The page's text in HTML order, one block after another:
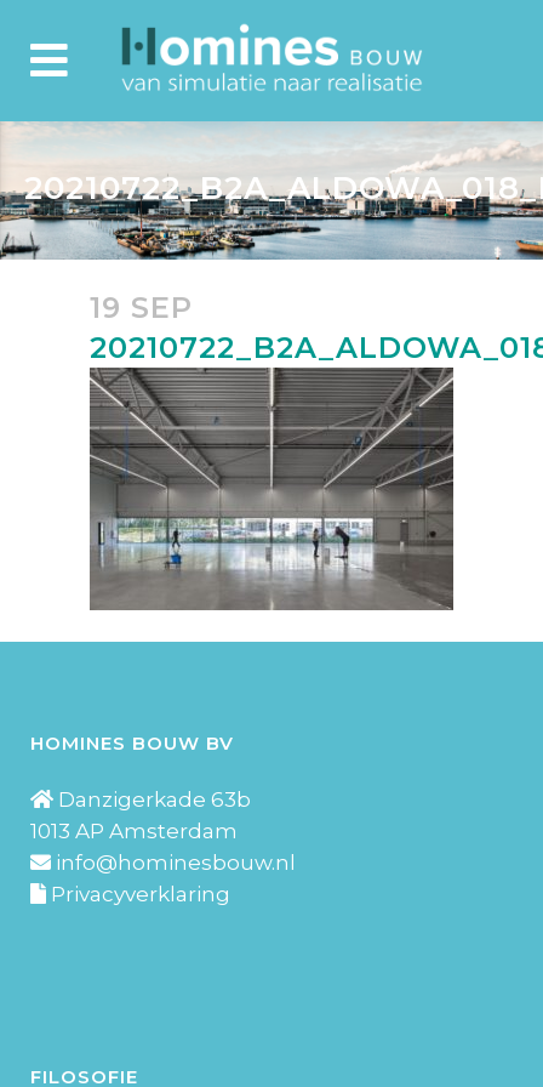
19 SEP
HOMINES BOUW BV
Danzigerkade 63b
1013 AP Amsterdam
info@hominesbouw.nl
Privacyverklaring
FILOSOFIE